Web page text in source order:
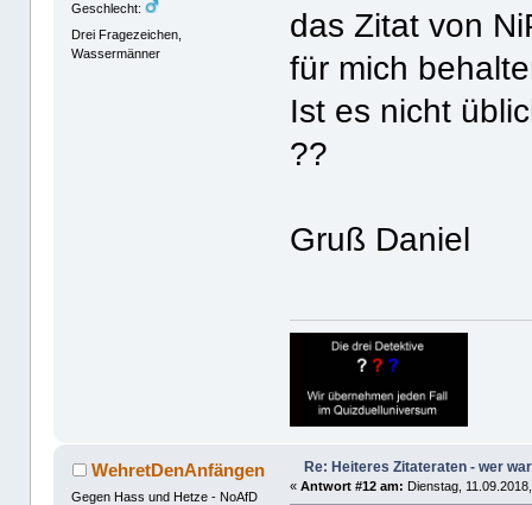
Geschlecht:
Drei Fragezeichen,
Wassermänner
das Zitat von
für mich
Ist es nicht
??
Gruß Daniel
WehretDenAnfängen
Gegen Hass und Hetze - NoAfD
Re: Heiteres Zitateraten - wer
«Antwort #12 am: Dienstag,